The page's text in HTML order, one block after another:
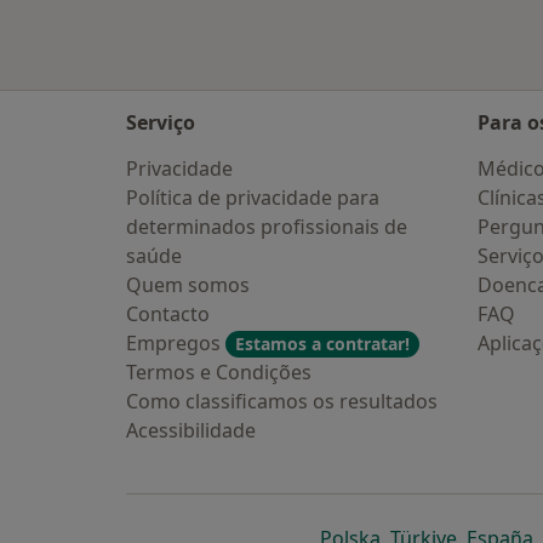
Serviço
Privacidade
Política de privacidade para
determinados profissionais de
saúde
Quem somos
Contacto
Empregos
Estamos a contratar!
Termos e Condições
Como classificamos os resultados
Acessibilidade
Para
FAQ
abre num novo
abre